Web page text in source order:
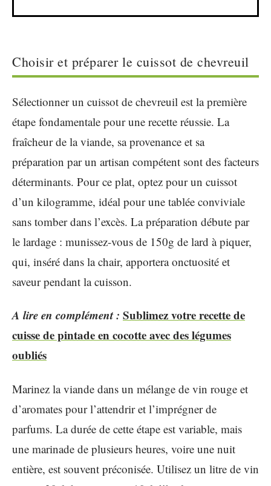
Choisir et préparer le cuissot de chevreuil
Sélectionner un cuissot de chevreuil est la première
étape fondamentale pour une recette réussie. La
fraîcheur de la viande, sa provenance et sa
préparation par un artisan compétent sont des facteurs
déterminants. Pour ce plat, optez pour un cuissot
d’un kilogramme, idéal pour une tablée conviviale
sans tomber dans l’excès. La préparation débute par
le lardage : munissez-vous de 150g de lard à piquer,
qui, inséré dans la chair, apportera onctuosité et
saveur pendant la cuisson.
A lire en complément : Sublimez votre recette de
cuisse de pintade en cocotte avec des légumes
oubliés
Marinez la viande dans un mélange de vin rouge et
d’aromates pour l’attendrir et l’imprégner de
parfums. La durée de cette étape est variable, mais
une marinade de plusieurs heures, voire une nuit
entière, est souvent préconisée. Utilisez un litre de vin